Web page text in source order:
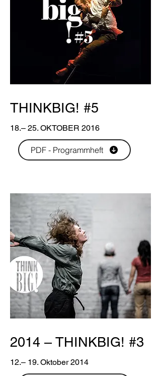
THINKBIG! #5
18.– 25. OKTOBER 2016
PDF - Programmheft
2014 – THINKBIG! #3
12.– 19. Oktober 2014